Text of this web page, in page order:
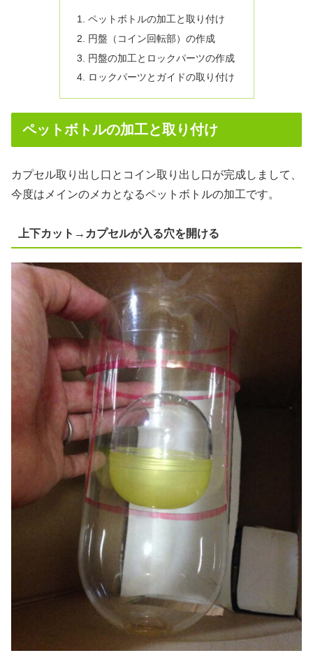
ペットボトルの加工と取り付け
円盤（コイン回転部）の作成
円盤の加工とロックパーツの作成
ロックパーツとガイドの取り付け
ペットボトルの加工と取り付け
カプセル取り出し口とコイン取り出し口が完成しまして、
今度はメインのメカとなるペットボトルの加工です。
上下カット→カプセルが入る穴を開ける